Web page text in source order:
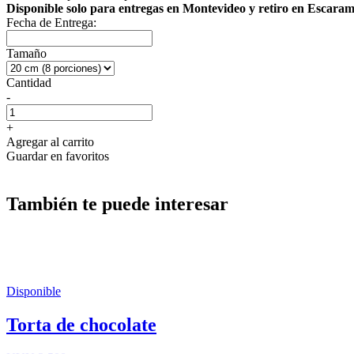
Disponible solo para entregas en Montevideo y retiro en
Fecha de Entrega:
Tamaño
Cantidad
-
+
Agregar al carrito
Guardar en favoritos
También te puede interesar
Disponible
Torta de chocolate